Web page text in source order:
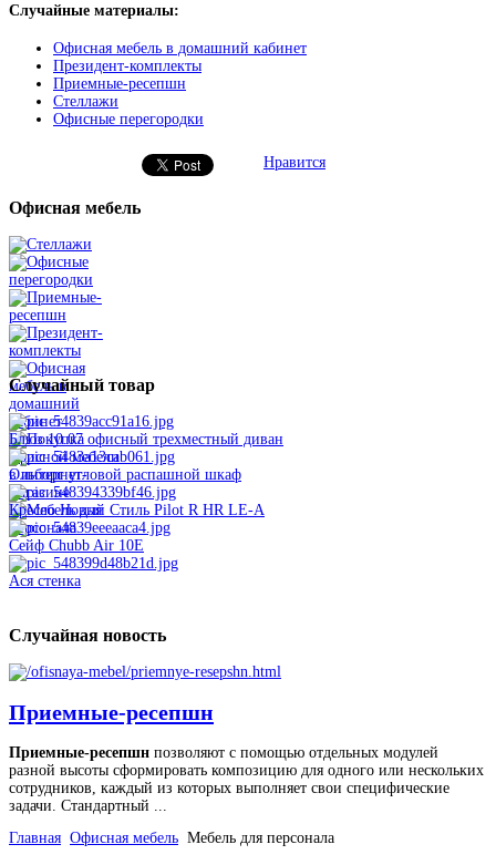
Случайные материалы:
Офисная мебель в домашний кабинет
Президент-комплекты
Приемные-ресепшн
Стеллажи
Офисные перегородки
Нравится
Офисная мебель
Случайный товар
Блюз 10.07 офисный трехместный диван
Ольборг угловой распашной шкаф
Кресло Новый Стиль Pilot R HR LE-A
Сейф Chubb Air 10E
Ася стенка
Случайная новость
Приемные-ресепшн
Приемные-ресепшн позволяют с помощью отдельных модулей
разной высоты сформировать композицию для одного или нескольких
сотрудников, каждый из которых выполняет свои специфические
задачи. Стандартный ...
Главная Офисная мебель Мебель для персонала